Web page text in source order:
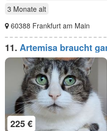
3 Monate alt
60388 Frankfurt am Main
11. Artemisa braucht
Pflegeplatz (oder gleich
225 €